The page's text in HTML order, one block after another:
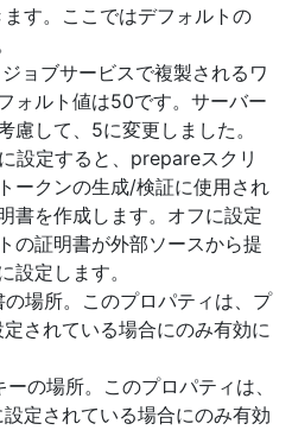
す。ここではデフォルトの
ョブサービスで複製されるワ
ォルト値は50です。サーバー
慮して、5に変更しました。
設定すると、prepareスクリ
ークンの生成/検証に使用され
書を作成します。オフに設定
の証明書が外部ソースから提
設定します。
場所。このプロパティは、プ
されている場合にのみ有効に
の場所。このプロパティは、
定されている場合にのみ有効